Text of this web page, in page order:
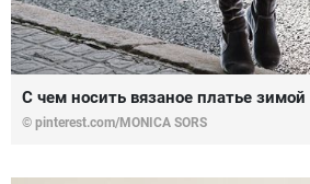
С чем носить вязаное платье зимой
© pinterest.com/MONICA SORS